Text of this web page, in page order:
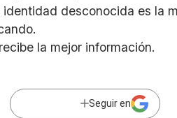
desconocida es la
la mejor información.
Seguir en